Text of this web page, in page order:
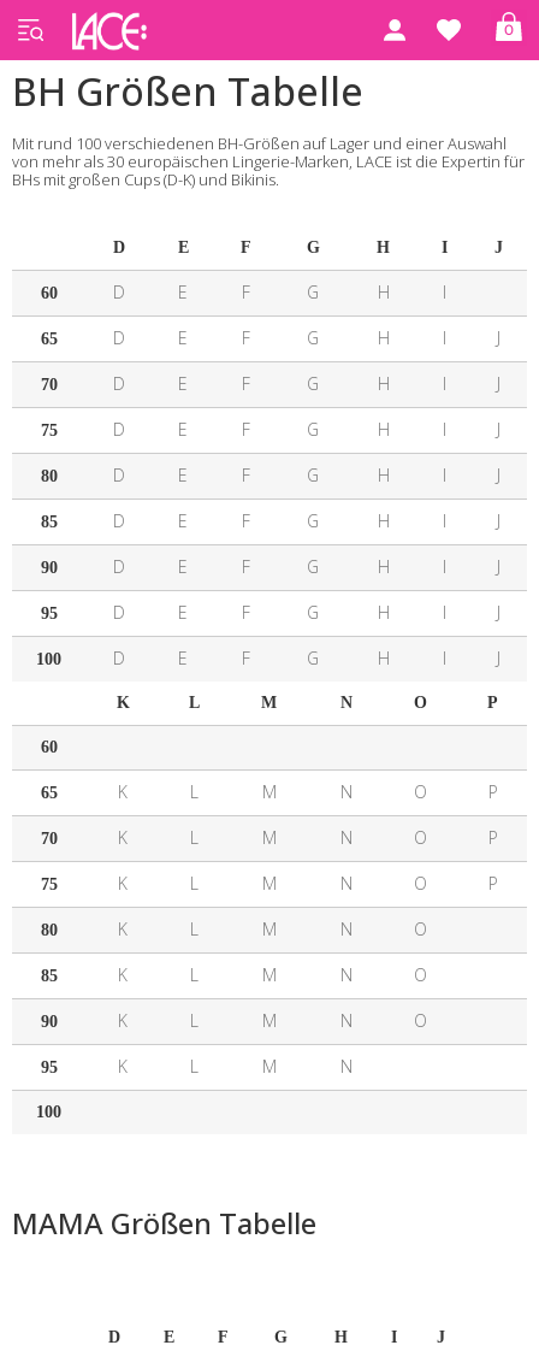
0
BH Größen Tabelle
Mit rund 100 verschiedenen BH-Größen auf Lager und einer Auswahl
von mehr als 30 europäischen Lingerie-Marken, LACE ist die Expertin für
BHs mit großen Cups (D-K) und Bikinis.
D E F G H I J
60 D E F G H I
65 D E F G H I J
70 D E F G H I J
75 D E F G H I J
80 D E F G H I J
85 D E F G H I J
90 D E F G H I J
95 D E F G H I J
100 D E F G H I J
K L M N O P
60
65 K L M N O P
70 K L M N O P
75 K L M N O P
80 K L M N O
85 K L M N O
90 K L M N O
95 K L M N
100
MAMA Größen Tabelle
D E F G H I J